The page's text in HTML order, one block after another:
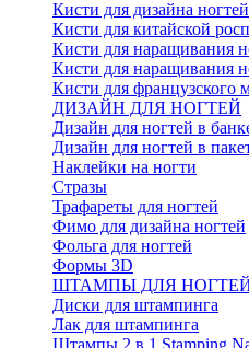
Кисти для дизайна ногтей
Кисти для китайской
Кисти для наращивания
Кисти для наращивания
Кисти для французского
ДИЗАЙН ДЛЯ НОГТЕЙ
Дизайн для ногтей в
Дизайн для ногтей в
Наклейки на ногти
Стразы
Трафареты для ногтей
Фимо для дизайна ногтей
Фольга для ногтей
Формы 3D
ШТАМПЫ ДЛЯ
Диски для штампинга
Лак для штампинга
Штампы 2 в 1 Stamping